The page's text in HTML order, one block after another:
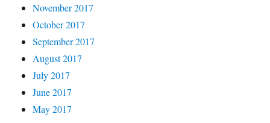
November 2017
October 2017
September 2017
August 2017
July 2017
June 2017
May 2017